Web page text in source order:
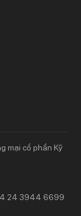
chính
mại cổ phần Kỹ
24 3944 6699